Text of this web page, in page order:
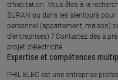
d’habitation. Vous êtes à la
SURAN ou dans les alentours
personnel (appartement, maison)
d'entreprises) ? Contactez dès à
projet d’électricité.
Expertise et compétences
​PHIL ELEC est une entreprise